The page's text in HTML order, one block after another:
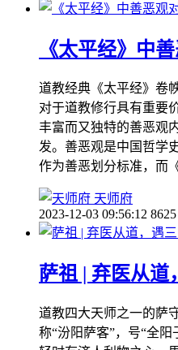
《太平经》中
道教经典《太平经》卷
对于道教修行具有重要
丰富而又独特的善恶观
发。善恶观是中国哲学
作为善恶划分标准，而
天师府
2023-12-03 09:56:12 8625
萨祖 | 弃医从道
道教四大天师之一的萨
称“汾阳萨客”，号“全